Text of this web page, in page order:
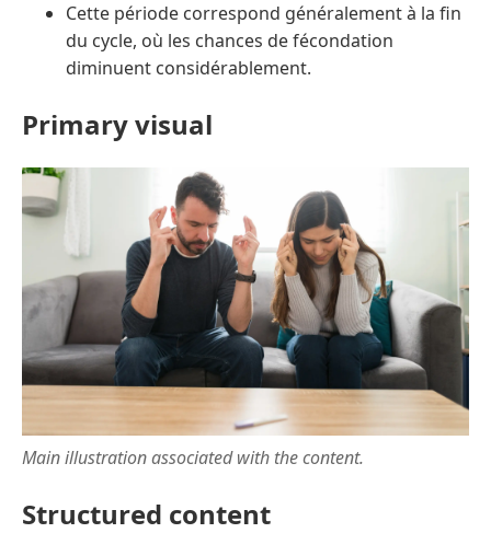
Cette période correspond généralement à la fin
du cycle, où les chances de fécondation
diminuent considérablement.
Primary visual
Main illustration associated with the content.
Structured content